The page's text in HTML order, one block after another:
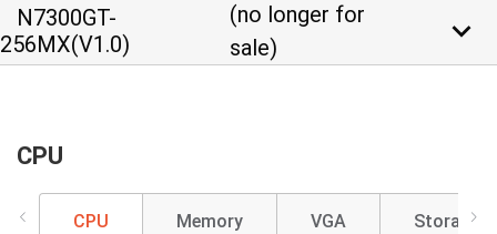
N7300GT-
256MX(V1.0)
(no longer for
sale)
keyboard_arrow_down
CPU
CPU Memory VGA Storage